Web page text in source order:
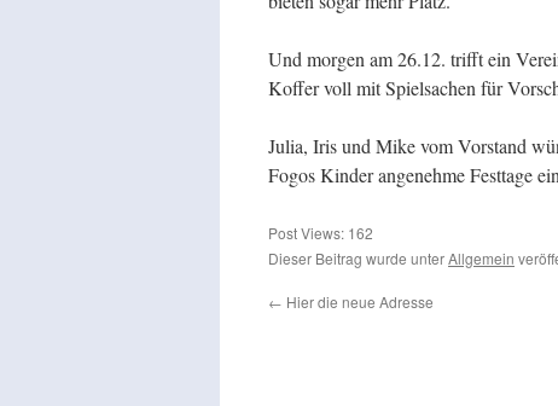
Und morgen am 26.12. trifft ein
Koffer voll mit Spielsachen für
Julia, Iris und Mike vom Vorstand
Fogos Kinder angenehme Festtage
Post Views: 162
Dieser Beitrag wurde unterAllgemein
← Hier die neue Adresse